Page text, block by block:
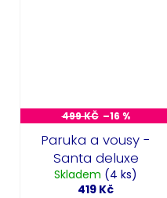
499 KČ –16 %
Paruka a vousy -
Santa deluxe
Skladem (4 ks)
419 Kč